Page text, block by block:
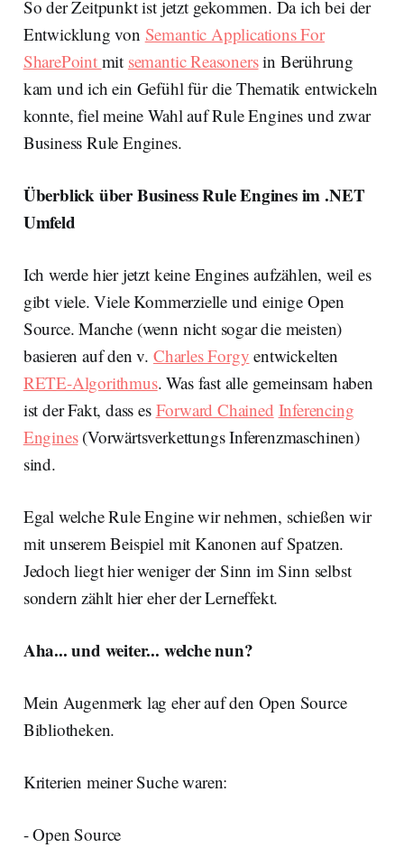
So der Zeitpunkt ist jetzt gekommen. Da ich bei der
Entwicklung von Semantic Applications For
SharePoint mit semantic Reasonersin Berührung
kam und ich ein Gefühl für die Thematik entwickeln
konnte, fiel meine Wahl auf Rule Engines und zwar
Business Rule Engines.
Überblick über Business Rule Engines im .NET
Umfeld
Ich werde hier jetzt keine Engines aufzählen, weil es
gibt viele. Viele Kommerzielle und einige Open
Source. Manche (wenn nicht sogar die meisten)
basieren auf den v. Charles Forgy entwickelten
RETE-Algorithmus. Was fast alle gemeinsam haben
ist der Fakt, dass es Forward Chained Inferencing
Engines(Vorwärtsverkettungs Inferenzmaschinen)
sind.
Egal welche Rule Engine wir nehmen, schießen wir
mit unserem Beispiel mit Kanonen auf Spatzen.
Jedoch liegt hier weniger der Sinn im Sinn selbst
sondern zählt hier eher der Lerneffekt.
Aha... und weiter... welche nun?
Mein Augenmerk lag eher auf den Open Source
Bibliotheken.
Kriterien meiner Suche waren:
- Open Source